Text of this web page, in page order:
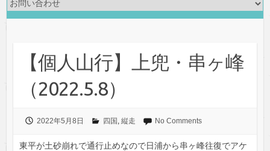
【個人山行】上兜・串ヶ峰
（2022.5.8）
2022年5月8日 四国 縦走 No Comments
東平が土砂崩れで通行止めなので日浦から串ヶ峰往復でアケ